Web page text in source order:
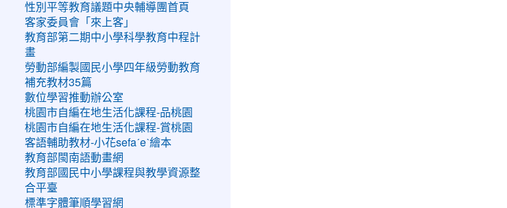
性別平等教育議題中央輔導團首頁
客家委員會「來上客」
教育部第二期中小學科學教育中程計
畫
勞動部編製國民小學四年級勞動教育
補充教材35篇
數位學習推動辦公室
桃園市自編在地生活化課程-品桃園
桃園市自編在地生活化課程-賞桃園
客語輔助教材-小花sefaˊeˋ繪本
教育部閩南語動畫網
教育部國民中小學課程與教學資源整
合平臺
標準字體筆順學習網